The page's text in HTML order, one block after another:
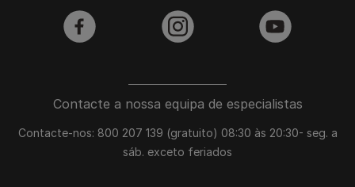
Contacte a nossa equipa de especialistas
Contacte-nos: 800 207 139 (gratuito) 08:30 às 20:30- seg. a
sáb. exceto feriados
facebook instagram youtube